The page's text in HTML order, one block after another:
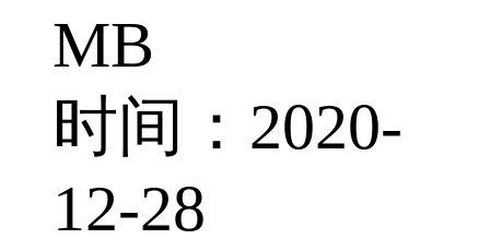
MB
时间：2020-
12-28